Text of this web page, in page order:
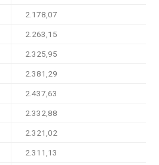
2.178,07
2.263,15
2.325,95
2.381,29
2.437,63
2.332,88
2.321,02
2.311,13